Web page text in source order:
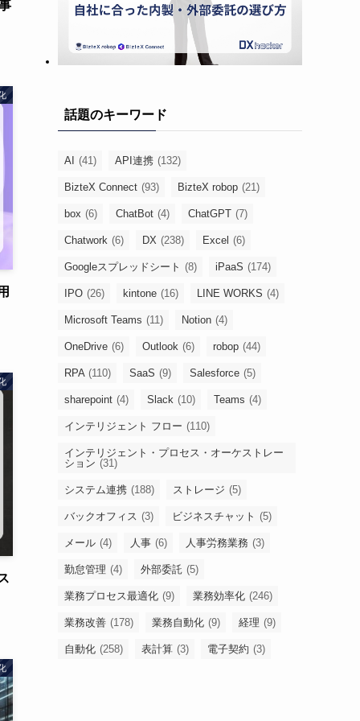
話題のキーワード
AI (41) API連携 (132)
BizteX Connect (93) BizteX robop (21)
box (6) ChatBot (4) ChatGPT (7)
Chatwork (6) DX (238) Excel (6)
Googleスプレッドシート (8) iPaaS (174)
IPO (26) kintone (16) LINE WORKS (4)
Microsoft Teams (11) Notion (4)
OneDrive (6) Outlook (6) robop (44)
RPA (110) SaaS (9) Salesforce (5)
sharepoint (4) Slack (10) Teams (4)
インテリジェント フロー (110)
インテリジェント・プロセス・オーケストレー
ション (31)
システム連携 (188) ストレージ (5)
バックオフィス (3) ビジネスチャット (5)
メール (4) 人事 (6) 人事労務業務 (3)
勤怠管理 (4) 外部委託 (5)
業務プロセス最適化 (9) 業務効率化 (246)
業務改善 (178) 業務自動化 (9) 経理 (9)
自動化 (258) 表計算 (3) 電子契約 (3)